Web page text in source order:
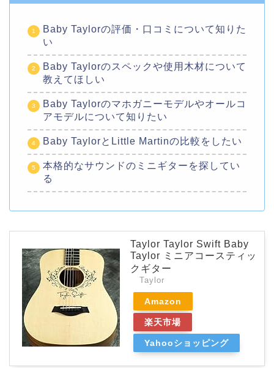
Baby Taylorの評価・口コミについて知りた
い
Baby Taylorのスペックや使用木材について
教えてほしい
Baby Taylorのマホガニーモデルやオールコ
アモデルについて知りたい
Baby TaylorとLittle Martinの比較をしたい
本格的なサウンドのミニギターを探してい
る
Taylor Taylor Swift Baby
Taylor ミニアコースティッ
クギター
Taylor
Amazon
楽天市場
Yahooショッピング